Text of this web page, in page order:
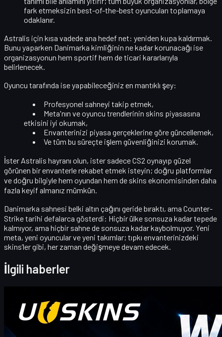
fark etmeksizin best-of-the-best oyuncuları toplamaya
odaklanır.
Astralis için kısa vadede ana hedef net: yeniden kupa kaldırmak.
Bunu yaparken Danimarka kimliğinin ne kadar korunacağı ise
organizasyonun hem sportif hem de ticari kararlarıyla
belirlenecek.
Oyuncu tarafında ise yapabileceğiniz en mantıklı şey:
Profesyonel sahneyi takip etmek,
Meta'nın ve oyuncu trendlerinin skins piyasasına
etkisini iyi okumak,
Envanterinizi piyasa gerçeklerine göre güncellemek,
Ve tüm bu süreçte işlem güvenliğinizi korumak.
İster Astralis hayranı olun, ister sadece CS2 oynayıp güzel
görünen bir envanterle rekabet etmek isteyin; doğru platformlar
ve doğru bilgiylehem oyundan hem de skins ekonomisinden daha
fazla keyif almanız mümkün.
Danimarka sahnesi belki altın çağını geride bıraktı, ama Counter-
Strike tarihi defalarca gösterdi: Hiçbir ülke sonsuza kadar tepede
kalmıyor, ama hiçbir sahne de sonsuza kadar kaybolmuyor. Yeni
meta, yeni oyuncular ve yeni takımlar; tıpkı envanterinizdeki
skins’ler gibi, her zaman değişmeye devam edecek.
İlgili haberler
Merhaba CS2 tüccarları! Haftalık bonus blogumuza
hoş geldiniz!